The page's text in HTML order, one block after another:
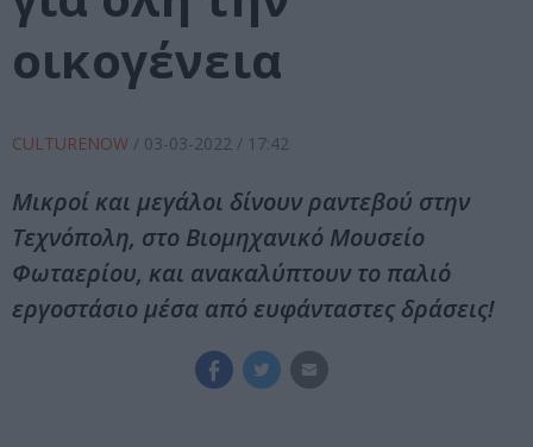
οικογένεια
CULTURENOW / 03-03-2022 / 17:42
Μικροί και μεγάλοι δίνουν ραντεβού στην
Τεχνόπολη, στο Βιομηχανικό Μουσείο
Φωταερίου, και ανακαλύπτουν το παλιό
εργοστάσιο μέσα από ευφάνταστες δράσεις!